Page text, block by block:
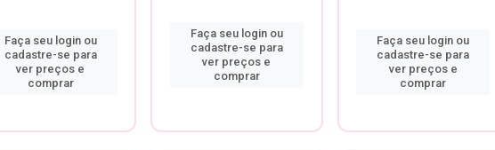
Faça seu login ou
cadastre-se para
ver preços e
comprar
Faça seu login ou
cadastre-se para
ver preços e
comprar
Faça seu login ou
cadastre-se para
ver preços e
comprar